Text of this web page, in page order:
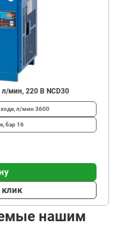
мин, 220 В NCD30
л/мин 3600
бар16
нашим